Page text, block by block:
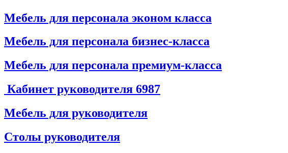
Мебель для персонала эконом класса
Мебель для персонала бизнес-класса
Мебель для персонала премиум-класса
Кабинет руководителя 6987
Мебель для руководителя
Столы руководителя